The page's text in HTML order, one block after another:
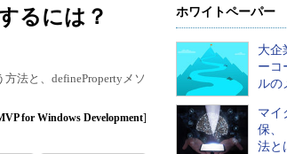
Database Expert
Linux ＆ OSS
Master of IP Network
Security & Trust
るには？
法と、definePropertyメソ
for Windows Development]
ホワイトペーパー
大企
ーコ
ルの
マイ
保、
法と